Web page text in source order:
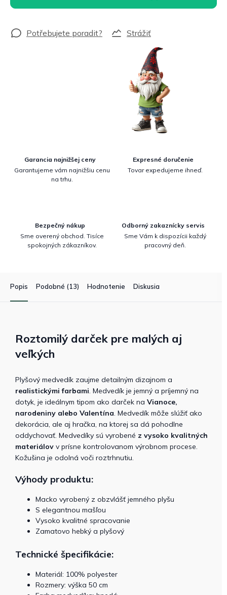
Strážiť
Garancia najnižšej ceny
Garantujeme vám najnižšiu cenu
na trhu.
Expresné doručenie
Tovar expedujeme ihneď.
Bezpečný nákup
Sme overený obchod. Tisíce
spokojných zákazníkov.
Odborný zakaznícky servis
Sme Vám k dispozícii každý
pracovný deň.
Popis Podobné (13) Hodnotenie Diskusia
Roztomilý darček pre malých aj
veľkých
Plyšový medvedík zaujme detailným dizajnom a
realistickými farbami . Medvedík je jemný a príjemný na
dotyk, je ideálnym tipom ako darček na Vianoce,
narodeniny alebo Valentína . Medvedík môže slúžiť ako
dekorácia, ale aj hračka, na ktorej sa dá pohodlne
oddychovať. Medvedíky sú vyrobené z vysoko kvalitných
materiálov v prísne kontrolovanom výrobnom procese.
Kožušina je odolná voči roztrhnutiu.
Výhody produktu:
Macko vyrobený z obzvlášť jemného plyšu
S elegantnou mašľou
Vysoko kvalitné spracovanie
Zamatovo hebký a plyšový
Technické špecifikácie:
Materiál: 100% polyester
Rozmery: výška 50 cm